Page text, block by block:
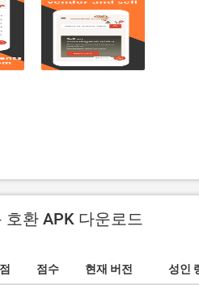
환 APK 다운로드
점수 현재 버전 성인